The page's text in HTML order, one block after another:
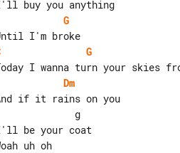
G
G
Dm
if it rains on you
be your coat
uh oh